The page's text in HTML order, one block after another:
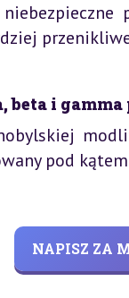
i
pod
NAPISZ ZA